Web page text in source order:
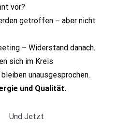
vor?
getroffen – aber nicht
– Widerstand danach.
sich im Kreis
unausgesprochen.
und Qualität.